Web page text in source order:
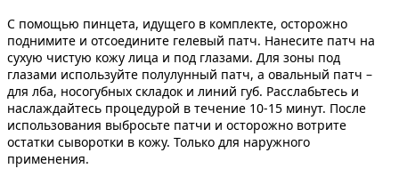
С помощью пинцета, идущего в комплекте, осторожно
поднимите и отсоедините гелевый патч. Нанесите патч на
сухую чистую кожу лица и под глазами. Для зоны под
глазами используйте полулунный патч, а овальный патч –
для лба, носогубных складок и линий губ. Расслабьтесь и
наслаждайтесь процедурой в течение 10-15 минут. После
использования выбросьте патчи и осторожно вотрите
остатки сыворотки в кожу. Только для наружного
применения.